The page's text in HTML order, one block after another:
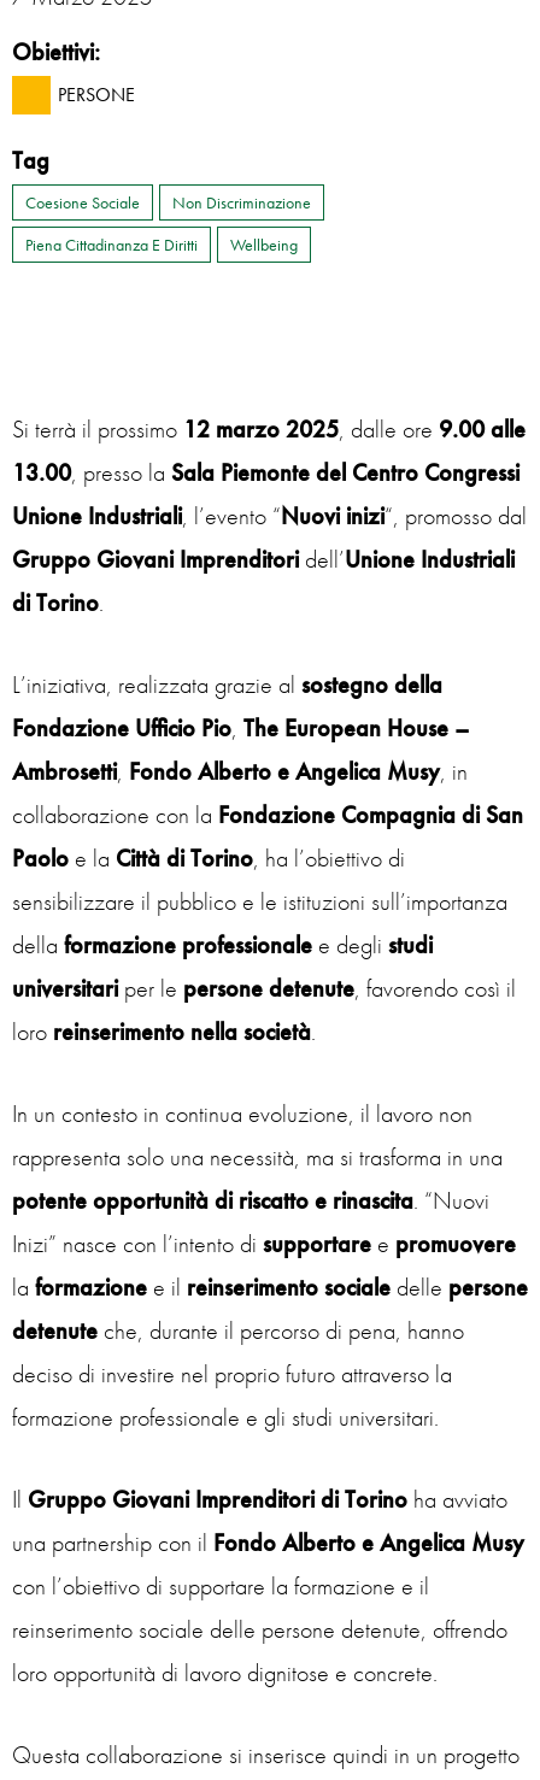
Obiettivi:
PERSONE
Tag
Coesione Sociale
Non Discriminazione
Piena Cittadinanza E Diritti
Wellbeing
Si terrà il prossimo 12 marzo 2025, dalle ore 9.00 alle
13.00, presso la Sala Piemonte del Centro Congressi
Unione Industriali, l’evento “Nuovi inizi“, promosso dal
Gruppo Giovani Imprenditoridell’Unione Industriali
di Torino.
L’iniziativa, realizzata grazie al sostegno della
Fondazione Ufficio Pio, The European House –
Ambrosetti, Fondo Alberto e Angelica Musy, in
collaborazione con la Fondazione Compagnia di San
Paolo e la Città di Torino, ha l’obiettivo di
sensibilizzare il pubblico e le istituzioni sull’importanza
della formazione professionale e degli studi
universitariper le persone detenute, favorendo così il
loro reinserimento nella società.
In un contesto in continua evoluzione, il lavoro non
rappresenta solo una necessità, ma si trasforma in una
potente opportunità di riscatto e rinascita. “Nuovi
Inizi” nasce con l’intento di supportare e promuovere
la formazione e il reinserimentosociale delle persone
detenute che, durante il percorso di pena, hanno
deciso di investire nel proprio futuro attraverso la
formazione professionale e gli studi universitari.
Il Gruppo Giovani Imprenditori di Torino ha avviato
una partnership con il Fondo Alberto e Angelica Musy
con l’obiettivo di supportare la formazione e il
reinserimento sociale delle persone detenute, offrendo
loro opportunità di lavoro dignitose e concrete.
Questa collaborazione si inserisce quindi in un progetto